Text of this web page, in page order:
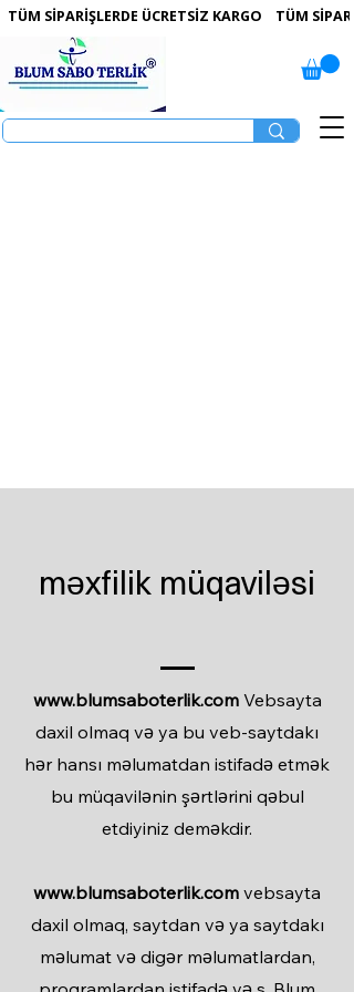
TÜM SİPARİŞLERDE ÜCRETSİZ KARGO
məxfilik müqaviləsi
www.blumsaboterlik.comVebsayta
daxil olmaq və ya bu veb-saytdakı
hər hansı məlumatdan istifadə etmək
bu müqavilənin şərtlərini qəbul
etdiyiniz deməkdir.
www.blumsaboterlik.com vebsayta
daxil olmaq, saytdan və ya saytdakı
məlumat və digər məlumatlardan,